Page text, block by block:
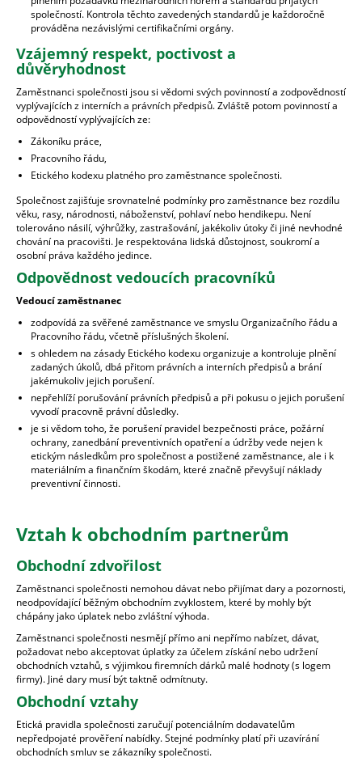
společností. Kontrola těchto zavedených standardů je každoročně
prováděna nezávislými certifikačními orgány.
Vzájemný respekt, poctivost a
důvěryhodnost
Zaměstnanci společnosti jsou si vědomi svých povinností a zodpovědností
vyplývajících z interních a právních předpisů. Zvláště potom povinností a
odpovědností vyplývajících ze:
Zákoníku práce,
Pracovního řádu,
Etického kodexu platného pro zaměstnance společnosti.
Společnost zajišťuje srovnatelné podmínky pro zaměstnance bez rozdílu
věku, rasy, národnosti, náboženství, pohlaví nebo hendikepu. Není
tolerováno násilí, výhrůžky, zastrašování, jakékoliv útoky či jiné nevhodné
chování na pracovišti. Je respektována lidská důstojnost, soukromí a
osobní práva každého jedince.
Odpovědnost vedoucích pracovníků
Vedoucí zaměstnanec
zodpovídá za svěřené zaměstnance ve smyslu Organizačního řádu a
Pracovního řádu, včetně příslušných školení.
s ohledem na zásady Etického kodexu organizuje a kontroluje plnění
zadaných úkolů, dbá přitom právních a interních předpisů a brání
jakémukoliv jejich porušení.
nepřehlíží porušování právních předpisů a při pokusu o jejich porušení
vyvodí pracovně právní důsledky.
je si vědom toho, že porušení pravidel bezpečnosti práce, požární
ochrany, zanedbání preventivních opatření a údržby vede nejen k
etickým následkům pro společnost a postižené zaměstnance, ale i k
materiálním a finančním škodám, které značně převyšují náklady
preventivní činnosti.
Vztah k obchodním partnerům
Obchodní zdvořilost
Zaměstnanci společnosti nemohou dávat nebo přijímat dary a pozornosti,
neodpovídající běžným obchodním zvyklostem, které by mohly být
chápány jako úplatek nebo zvláštní výhoda.
Zaměstnanci společnosti nesmějí přímo ani nepřímo nabízet, dávat,
požadovat nebo akceptovat úplatky za účelem získání nebo udržení
obchodních vztahů, s výjimkou firemních dárků malé hodnoty (s logem
firmy). Jiné dary musí být taktně odmítnuty.
Obchodní vztahy
Etická pravidla společnosti zaručují potenciálním dodavatelům
nepředpojaté prověření nabídky. Stejné podmínky platí při uzavírání
obchodních smluv se zákazníky společnosti.